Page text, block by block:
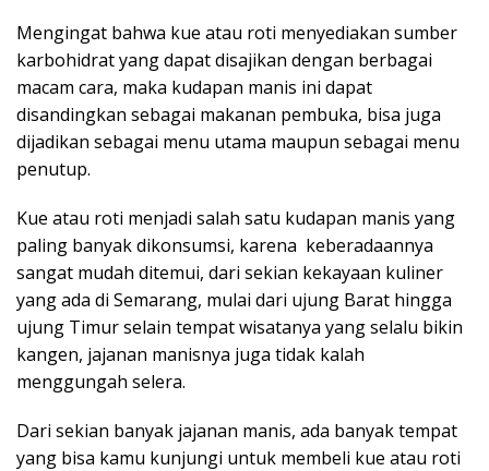
Mengingat bahwa kue atau roti menyediakan sumber
karbohidrat yang dapat disajikan dengan berbagai
macam cara, maka kudapan manis ini dapat
disandingkan sebagai makanan pembuka, bisa juga
dijadikan sebagai menu utama maupun sebagai menu
penutup.
Kue atau roti menjadi salah satu kudapan manis yang
paling banyak dikonsumsi, karena keberadaannya
sangat mudah ditemui, dari sekian kekayaan kuliner
yang ada di Semarang, mulai dari ujung Barat hingga
ujung Timur selain tempat wisatanya yang selalu bikin
kangen, jajanan manisnya juga tidak kalah
menggungah selera.
Dari sekian banyak jajanan manis, ada banyak tempat
yang bisa kamu kunjungi untuk membeli kue atau roti